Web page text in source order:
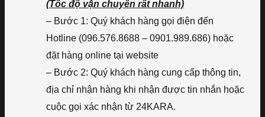
(Tốc độ vận chuyển rất nhanh)
– Bước 1: Quý khách hàng gọi điện đến
Hotline (096.576.8688 – 0901.989.686) hoặc
đặt hàng online tại website
– Bước 2: Quý khách hàng cung cấp thông tin,
địa chỉ nhận hàng khi nhận được tin nhắn hoặc
cuộc gọi xác nhận từ 24KARA.